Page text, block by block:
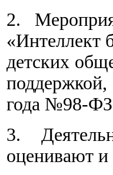
2.
«Интеллект
детских
года №98-
3.
оценивают